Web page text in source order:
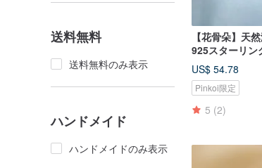
送料無料
送料無料のみ表示
ハンドメイド
ハンドメイドのみ表示
【花骨朵】天
925スターリン
アス/イヤリング
US$ 54.78
Pinkoi限定
5 (2)